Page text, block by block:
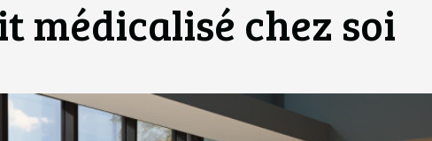
médicalisé chez soi